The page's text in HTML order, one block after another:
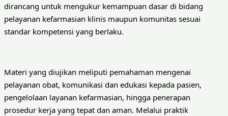
dirancang untuk mengukur kemampuan dasar di bidang
pelayanan kefarmasian klinis maupun komunitas sesuai
standar kompetensi yang berlaku.
Materi yang diujikan meliputi pemahaman mengenai
pelayanan obat, komunikasi dan edukasi kepada pasien,
pengelolaan layanan kefarmasian, hingga penerapan
prosedur kerja yang tepat dan aman. Melalui praktik